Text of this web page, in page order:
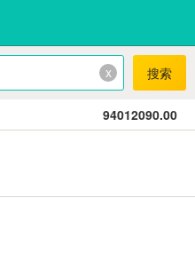
x 搜索
94012090.00